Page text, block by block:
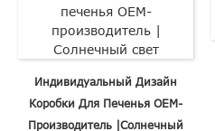
Индивидуальный Дизайн
Коробки Для Печенья OEM-
Производитель |Солнечный